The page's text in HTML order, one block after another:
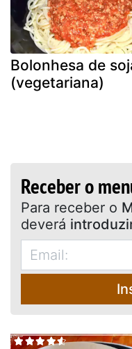
Bolonhesa de
(vegetariana)
Receber o
Para receber o
deverá